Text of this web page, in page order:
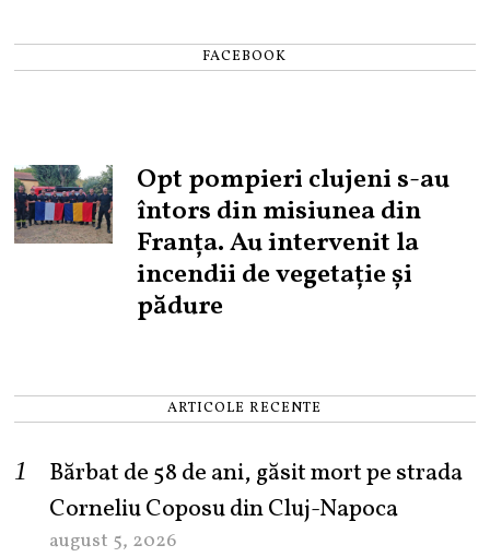
FACEBOOK
Opt pompieri clujeni s-au
întors din misiunea din
Franța. Au intervenit la
incendii de vegetație și
pădure
ARTICOLE RECENTE
Bărbat de 58 de ani, găsit mort pe strada
Corneliu Coposu din Cluj-Napoca
august 5, 2026